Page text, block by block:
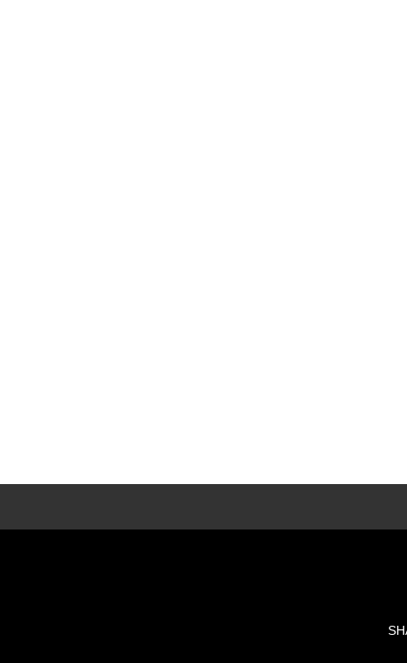
多種類のレッスンでそれぞれに合ったレッス